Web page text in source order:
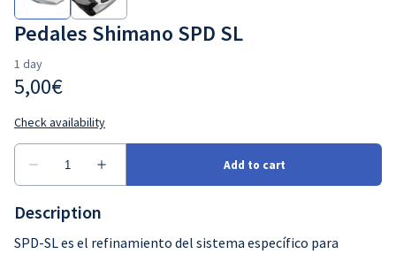
Pedales Shimano SPD SL
Description
SPD-SL es el refinamiento del sistema específico para